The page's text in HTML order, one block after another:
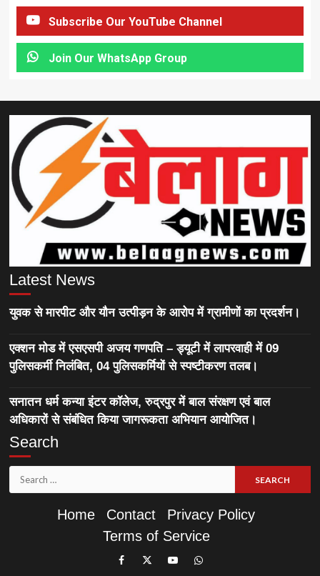
Subscribe Our YouTube Channel
Join Our WhatsApp Group
Latest News
युवक से मारपीट और यौन उत्पीड़न के आरोप में ग्रामीणों का प्रदर्शन।
एक्शन मोड में एसएसपी अजय गणपति – ड्यूटी में लापरवाही में 09
पुलिसकर्मी निलंबित, 04 पुलिसकर्मियों से स्पष्टीकरण तलब।
सनातन धर्म कन्या इंटर कॉलेज, रुद्रपुर में बाल संरक्षण एवं बाल
अधिकारों से संबंधित किया जागरूकता अभियान आयोजित।
Search
Search
for:
Home
Contact
Privacy Policy
Terms of Service
Like
FollowSubscribe
Join